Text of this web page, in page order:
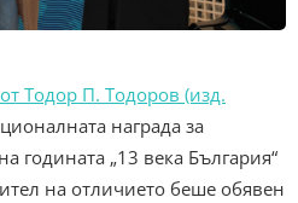
от Тодор П. Тодоров (изд.
награда за
годината „13 века България“
на отличието беше обявен